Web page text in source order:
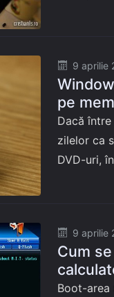
după o
Posted
on
9 aprilie
pe
Dacă
zilelor ca
DVD-uri,
Posted
on
9 aprilie
Cum
Boot-area